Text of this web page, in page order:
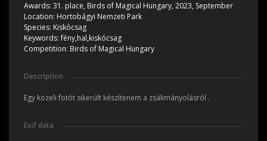
Awards: 31. place, Birds of Magical Hungary, 2023, September
Location: Hortobágyi Nemzeti Park
Species: Kiskócsag
Keywords:fény,hal,kiskócsag
Competition: Birds of Magical Hungary
Description
Egy közeli fotót sikerült készítenem a zsákmányolásról .
Exif data